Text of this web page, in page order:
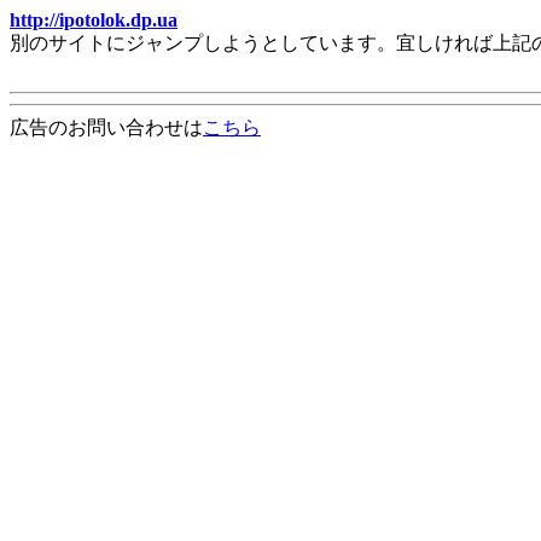
http://ipotolok.dp.ua
別のサイトにジャンプしようとしています。宜しければ上
広告のお問い合わせはこちら